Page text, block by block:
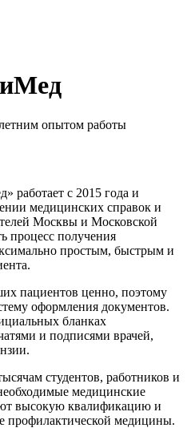
опытом работы
работает с 2015 года и
медицинских справок и
Москвы и Московской
процесс получения
простым, быстрым и
пациентов ценно, поэтому
оформления документов.
бланках
и подписями врачей,
студентов, работников и
медицинские
высокую квалификацию и
профилактической медицины.